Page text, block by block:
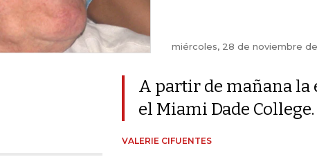
miércoles, 28 de noviembre
A partir de mañana la
el Miami Dade College.
VALERIE CIFUENTES